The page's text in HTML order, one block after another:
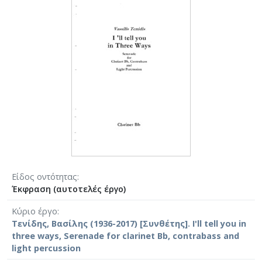
Είδος οντότητας
Έκφραση (αυτοτελές έργο)
Κύριο έργο
Τενίδης, Βασίλης (1936-2017) [Συνθέτης]. I'll tell you in
three ways, Serenade for clarinet Bb, contrabass and
light percussion